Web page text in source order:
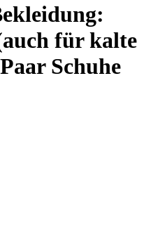
für kalte
Schuhe